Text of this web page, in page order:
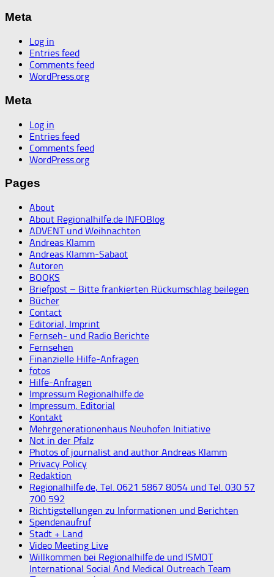
Meta
Log in
Entries feed
Comments feed
WordPress.org
Meta
Log in
Entries feed
Comments feed
WordPress.org
Pages
About
About Regionalhilfe.de INFOBlog
ADVENT und Weihnachten
Andreas Klamm
Andreas Klamm-Sabaot
Autoren
BOOKS
Briefpost – Bitte frankierten Rückumschlag beilegen
Bücher
Contact
Editorial, Imprint
Fernseh- und Radio Berichte
Fernsehen
Finanzielle Hilfe-Anfragen
fotos
Hilfe-Anfragen
Impressum Regionalhilfe.de
Impressum, Editorial
Kontakt
Mehrgenerationenhaus Neuhofen Initiative
Not in der Pfalz
Photos of journalist and author Andreas Klamm
Privacy Policy
Redaktion
Regionalhilfe.de, Tel. 0621 5867 8054 und Tel. 030 57
700 592
Richtigstellungen zu Informationen und Berichten
Spendenaufruf
Stadt + Land
Video Meeting Live
Willkommen bei Regionalhilfe.de und ISMOT
International Social And Medical Outreach Team